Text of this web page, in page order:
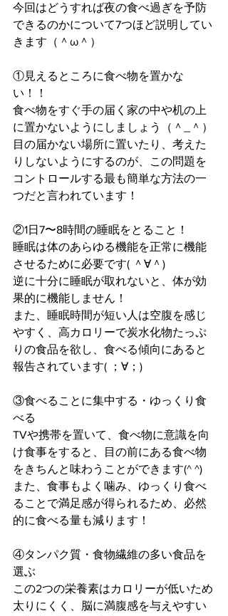
今回はどうすれば夜の食べ過ぎを予防
できるのかについて7つほど説明してい
きます（＾ω＾）
①見えるところに食べ物を置かな
い！！
食べ物をすぐ手の届く家の中や机の上
に置かないようにしましょう（＾_＾）
目の届かない場所に置いたり、考えた
りしないようにするのが、この問題を
コントロールする最も簡単な方法の一
つだと言われています！
②1日7〜8時間の睡眠をとること！
睡眠は体のあらゆる機能を正常に機能
させるために必要です( ＾∀＾)
逆に十分に睡眠が取れないと、体が効
果的に機能しません！
また、睡眠時間が短い人は空腹を感じ
やすく、高カロリーで炭水化物たっぷ
りの食品を欲し、食べる傾向にあると
報告されています( ；∀；)
③食べることに集中する・ゆっくり食
べる
TVや携帯を置いて、食べ物に意識を向
け食事をすると、目の前にある食べ物
をきちんと味わうことができます(^ ^)
また、食事もよく噛み、ゆっくり食べ
ることで満足感が得られるため、必然
的に食べる量も減ります！
④タンパク質・食物繊維の多い食品を
選ぶ
この2つの栄養素はカロリーが低いため
太りにくく、脳に満腹感を与えやすい